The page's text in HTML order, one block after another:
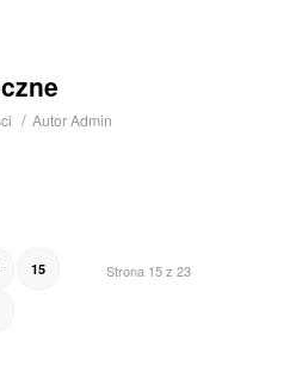
/ AutorAdmin
Strona 15 z 23
15